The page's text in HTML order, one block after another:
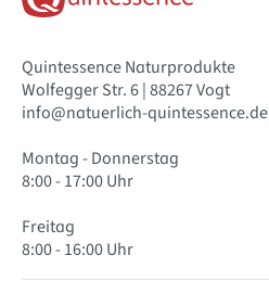
Quintessence Naturprodukte
Wolfegger Str. 6 | 88267 Vogt
info@natuerlich-quintessence.de
Montag - Donnerstag
8:00 - 17:00 Uhr
Freitag
8:00 - 16:00 Uhr